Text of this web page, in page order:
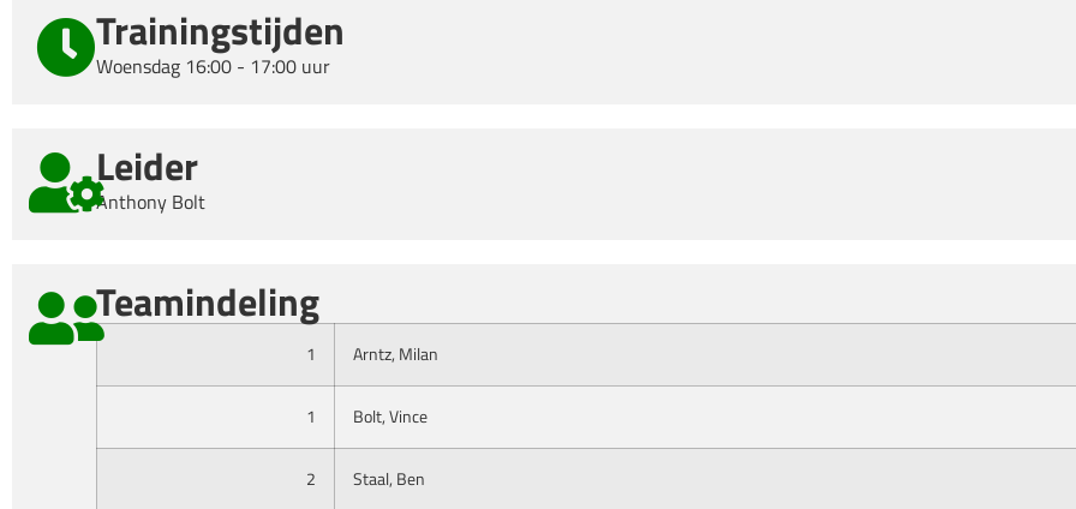
Trainingstijden
Woensdag 16:00 - 17:00 uur
Leider
Anthony Bolt
Teamindeling
1 Arntz, Milan
1 Bolt, Vince
2 Staal, Ben